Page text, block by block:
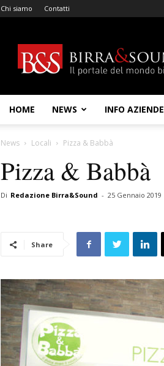
Chi siamo Contatti
&
Sound
HOME NEWS INFO AZIENDE
News Locali Pizza & Babbà
Pizza & Babbà
Di Redazione Birra&Sound - 25 Gennaio 2019
Share